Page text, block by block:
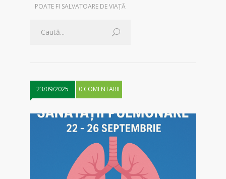
POATE FI SALVATOARE DE VIAȚĂ
23/09/2025 0 COMENTARII